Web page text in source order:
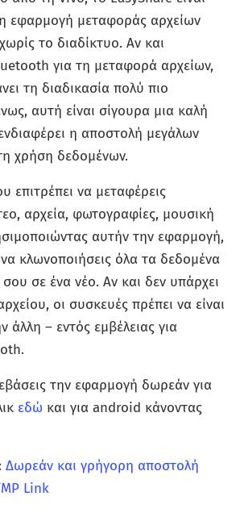
εφαρμογή μεταφοράς αρχείων
το διαδίκτυο. Αν και
για τη μεταφορά αρχείων,
τη διαδικασία πολύ πιο
αυτή είναι σίγουρα μια καλή
η αποστολή μεγάλων
χρήση δεδομένων.
επιτρέπει να μεταφέρεις
αρχεία, φωτογραφίες, μουσική
αυτήν την εφαρμογή,
κλωνοποιήσεις όλα τα δεδομένα
σε ένα νέο. Αν και δεν υπάρχει
οι συσκευές πρέπει να είναι
άλλη – εντός εμβέλειας για
την εφαρμογή δωρεάν για
εδώ και για android κάνοντας
Δωρεάν και γρήγορη αποστολή
Link